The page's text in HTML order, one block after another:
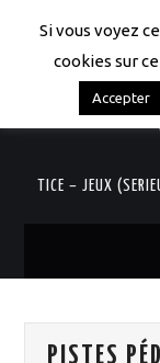
TICE – JEUX
PISTES
Si vous voyez
cookies sur
Accepter